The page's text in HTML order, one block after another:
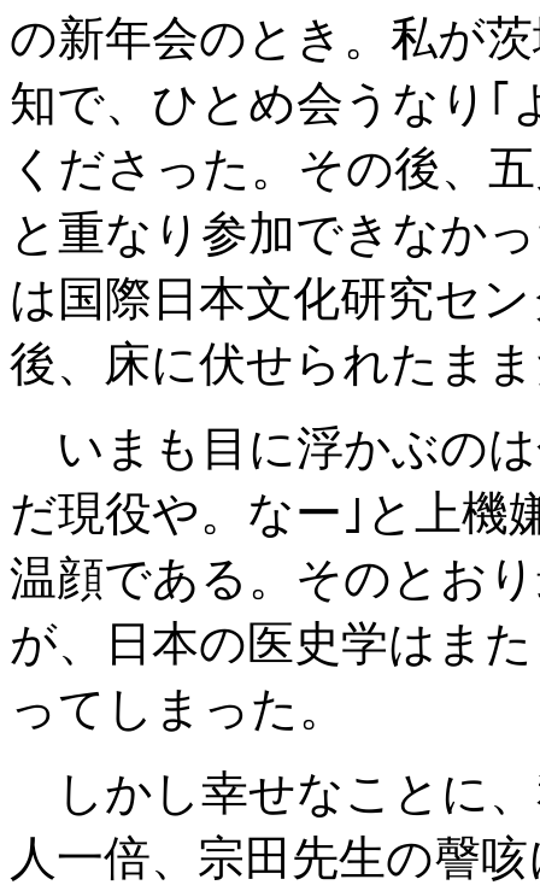
の新年会のとき。私が
知で、ひとめ会うなり｢
くださった。その後、
と重なり参加できなか
は国際日本文化研究セ
後、床に伏せられたま
いまも目に浮かぶの
だ現役や。なー｣と上機
温顔である。そのとお
が、日本の医史学はま
ってしまった。
しかし幸せなことに
人一倍、宗田先生の謦